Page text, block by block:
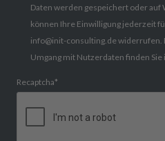
Daten werden gespeichert oder auf
können Ihre Einwilligung jederzeit
info@init-consulting.de
Umgang mit Nutzerdaten finden
Recaptcha*